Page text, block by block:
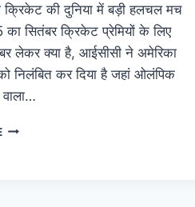
क्रिकेट की दुनिया में बड़ी हलचल मच
सितंबर क्रिकेट प्रेमियों के लिए
लेकर क्या है, आईसीसी ने अमेरिका
निलंबित कर दिया है जहां ओलंपिक